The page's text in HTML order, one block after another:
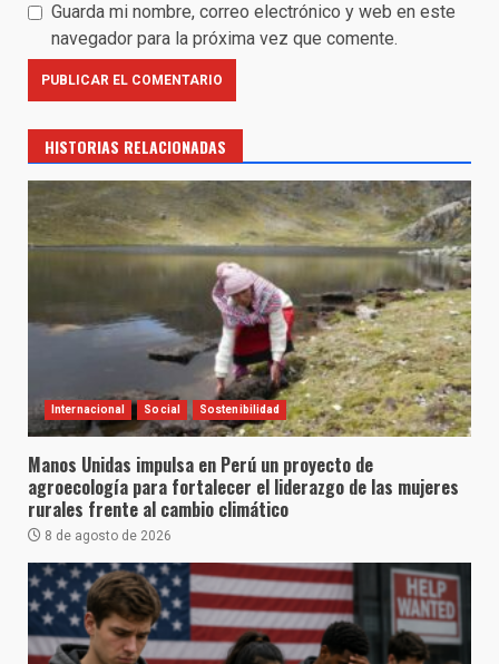
Guarda mi nombre, correo electrónico y web en este
navegador para la próxima vez que comente.
HISTORIAS RELACIONADAS
Internacional Social Sostenibilidad
Manos Unidas impulsa en Perú un proyecto de
agroecología para fortalecer el liderazgo de las mujeres
rurales frente al cambio climático
8 de agosto de 2026